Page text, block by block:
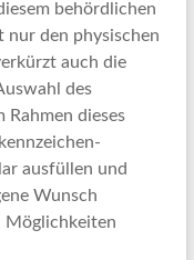
behördlichen
den physischen
auch die
des
Rahmen dieses
ausfüllen und
Wunsch
Möglichkeiten